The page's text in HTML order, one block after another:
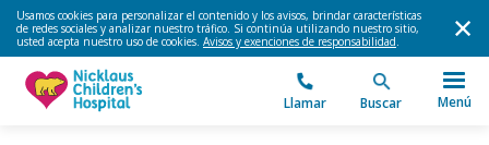
Usamos cookies para personalizar el contenido y los avisos, brindar características
de redes sociales y analizar nuestro tráfico. Si continúa utilizando nuestro sitio,
usted acepta nuestro uso de cookies. Avisos y exenciones de responsabilidad.
Llamar Buscar Menú